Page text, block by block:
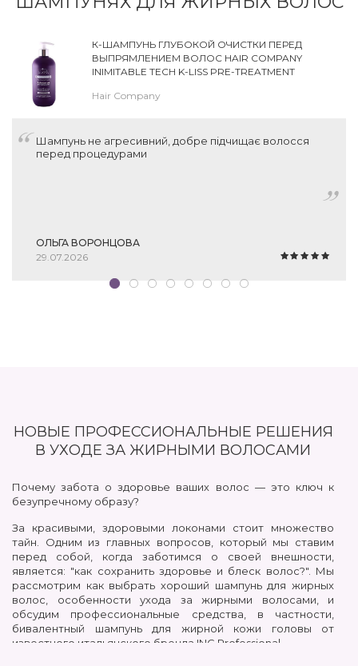
К-ШАМПУНЬ ГЛУБОКОЙ ОЧИСТКИ ПЕРЕД
ВЫПРЯМЛЕНИЕМ ВОЛОС HAIR COMPANY
INIMITABLE TECH K-LISS PRE-TREATMENT
Hair Company
Шампунь не агресивний, добре підчищає волосся
перед процедурами
ОЛЬГА ВОРОНЦОВА
29.07.2026
НОВЫЕ ПРОФЕССИОНАЛЬНЫЕ РЕШЕНИЯ
В УХОДЕ ЗА ЖИРНЫМИ ВОЛОСАМИ
Почему забота о здоровье ваших волос — это ключ к
безупречному образу?
За красивыми, здоровыми локонами стоит множество
тайн. Одним из главных вопросов, который мы ставим
перед собой, когда заботимся о своей внешности,
является: "как сохранить здоровье и блеск волос?". Мы
рассмотрим как выбрать хороший шампунь для жирных
волос, особенности ухода за жирными волосами, и
обсудим профессиональные средства, в частности,
бивалентный шампунь для жирной кожи головы от
известного итальянского бренда ING Professional.